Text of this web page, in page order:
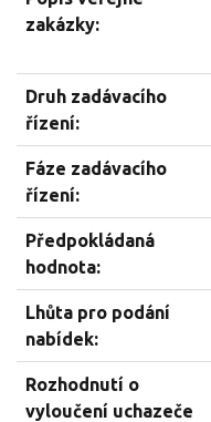
zakázky:
Druh zadávacího
řízení:
Fáze zadávacího
řízení:
Předpokládaná
hodnota:
Lhůta pro podání
nabídek:
Rozhodnutí o
vyloučení uchazeče